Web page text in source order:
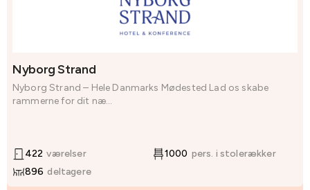
Nyborg Strand
Nyborg Strand – Hele Danmarks Mødested Lad os skabe
rammerne for dit næ...
422 værelser 1000 pers. i stolerækker
896 deltagere